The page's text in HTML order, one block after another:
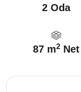
2 Oda
87 m2Net